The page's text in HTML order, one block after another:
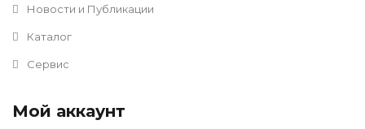
Новости и Публикации
Каталог
Сервис
Мой аккаунт